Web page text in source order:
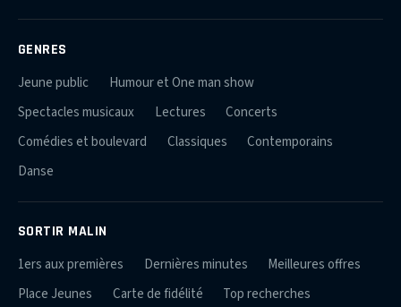
GENRES
Jeune public
Humour et One man show
Spectacles musicaux
Lectures
Concerts
Comédies et boulevard
Classiques
Contemporains
Danse
SORTIR MALIN
1ers aux premières Dernières minutes
Meilleures offres
Place Jeunes
Carte de fidélité Top recherches